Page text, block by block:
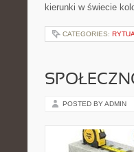
kierunki w świecie
CATEGORIES:
POSTED BY ADMIN